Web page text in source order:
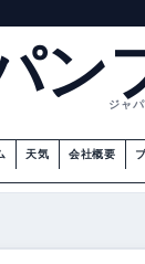
ンジャ
天気 会社概要